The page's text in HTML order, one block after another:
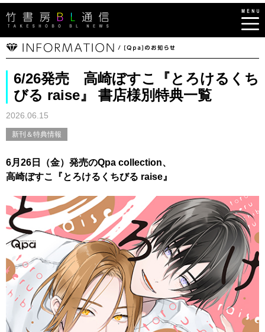
6/26発売 高崎ぼすこ『とろけるくち
びる raise』 書店様別特典一覧
2026.06.15
新刊＆特典情報
6月26日（金）発売のQpa collection、
高崎ぼすこ『とろけるくちびる raise』